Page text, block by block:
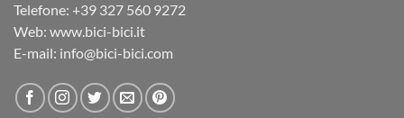
Telefone: +39 327 560 9272
Web: www.bici-bici.it
E-mail: info@bici-bici.com